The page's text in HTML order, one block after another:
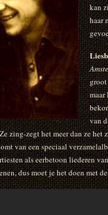
kan
haar
groot
van
zing-zegt het meer dan ze het
van een speciaal
als eerbetoon liederen
dus moet je het doen met